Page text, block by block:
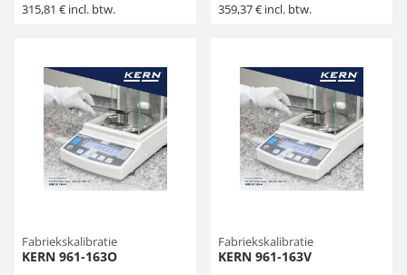
315,81 € incl. btw. 359,37 € incl. btw.
Fabriekskalibratie
KERN 961-163O
Fabriekskalibratie
KERN 961-163V